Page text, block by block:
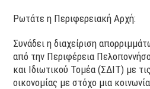
Ρωτάτε η Περιφερειακή Αρχή:
Συνάδει η διαχείριση
από την Περιφέρεια
και Ιδιωτικού Τομέα (ΣΔΙΤ) με
οικονομίας με στόχο μια